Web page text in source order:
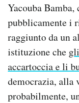
Yacouba Bamba,
pubblicamente i
raggiunto da un
istituzione che
accartoccia e li
democrazia, alla
probabilmente,